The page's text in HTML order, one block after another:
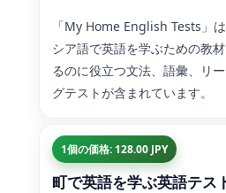
「My Home English Tests」
シア語で英語を学ぶための教
るのに役立つ文法、語彙、リ
グテストが含まれています。
1個の価格: 128.00 JPY
町で英語を学ぶ英語テス